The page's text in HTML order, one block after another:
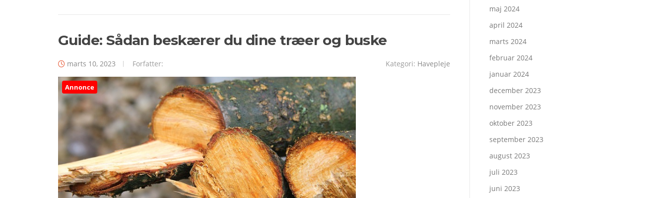
Guide: Sådan beskærer du dine træer og buske
marts 10, 2023 Forfatter: Kategori: Havepleje
Annonce
maj 2024
april 2024
marts 2024
februar 2024
januar 2024
december 2023
november 2023
oktober 2023
september 2023
august 2023
juli 2023
juni 2023